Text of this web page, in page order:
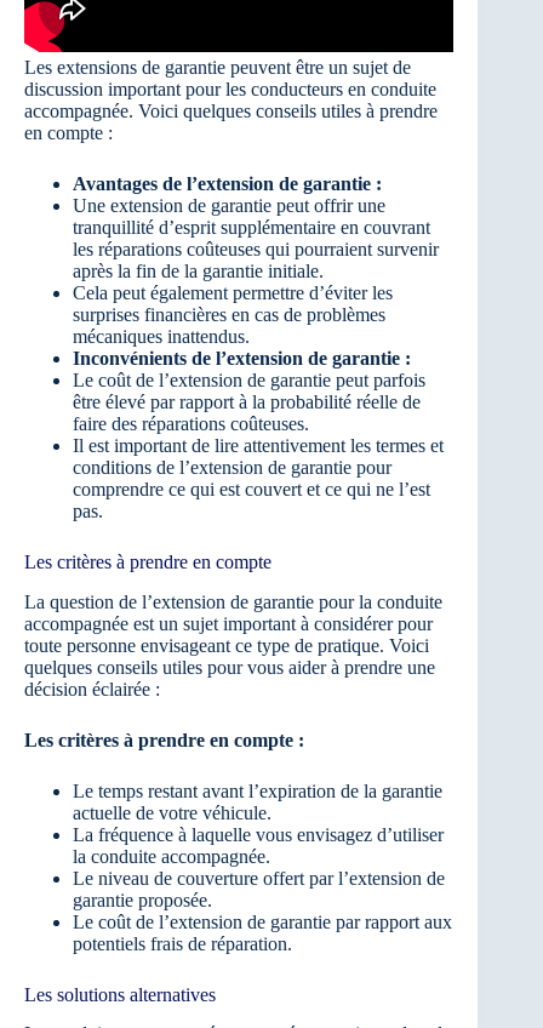
Les extensions de garantie peuvent être un sujet de
discussion important pour les conducteurs en conduite
accompagnée. Voici quelques conseils utiles à prendre
en compte :
Avantages de l’extension de garantie :
Une extension de garantie peut offrir une
tranquillité d’esprit supplémentaire en couvrant
les réparations coûteuses qui pourraient survenir
après la fin de la garantie initiale.
Cela peut également permettre d’éviter les
surprises financières en cas de problèmes
mécaniques inattendus.
Inconvénients de l’extension de garantie :
Le coût de l’extension de garantie peut parfois
être élevé par rapport à la probabilité réelle de
faire des réparations coûteuses.
Il est important de lire attentivement les termes et
conditions de l’extension de garantie pour
comprendre ce qui est couvert et ce qui ne l’est
pas.
Les critères à prendre en compte
La question de l’extension de garantie pour la conduite
accompagnée est un sujet important à considérer pour
toute personne envisageant ce type de pratique. Voici
quelques conseils utiles pour vous aider à prendre une
décision éclairée :
Les critères à prendre en compte :
Le temps restant avant l’expiration de la garantie
actuelle de votre véhicule.
La fréquence à laquelle vous envisagez d’utiliser
la conduite accompagnée.
Le niveau de couverture offert par l’extension de
garantie proposée.
Le coût de l’extension de garantie par rapport aux
potentiels frais de réparation.
Les solutions alternatives